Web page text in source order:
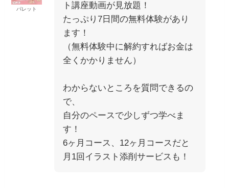
パレット
ト講座動画が見放題！
たっぷり7日間の無料体験があり
ます！
（無料体験中に解約すればお金は
全くかかりません）
わからないところを質問できるの
で、
自分のペースで少しずつ学べま
す！
6ヶ月コース、12ヶ月コースだと
月1回イラスト添削サービスも！